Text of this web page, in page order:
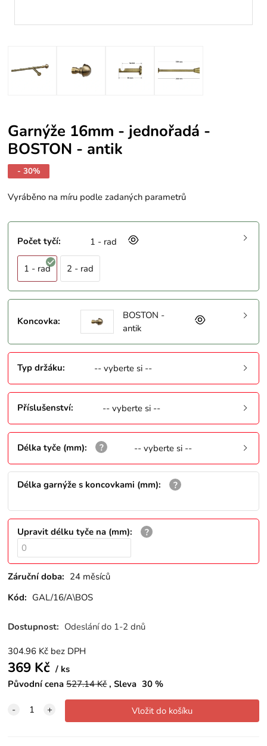
Garnýže 16mm - jednořadá -
BOSTON - antik
- 30%
Vyráběno na míru podle zadaných parametrů
Počet tyčí: 1 - rad
1 - rad 2 - rad
Koncovka:
BOSTON -
antik
Typ držáku: -- vyberte si --
Příslušenství: -- vyberte si --
Délka tyče (mm): -- vyberte si --
Délka garnýže s koncovkami (mm):
Upravit délku tyče na (mm):
Záruční doba: 24 měsíců
Kód: GAL/16/A\BOS
Dostupnost: Odeslání do 1-2 dnů
304.96 Kč bez DPH
369 Kč
ks
Původní cena 527.14Kč Sleva 30 %